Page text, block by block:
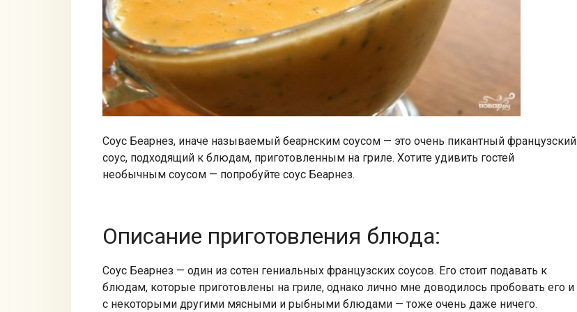
Соус Беарнез, иначе называемый беарнским соусом — это очень пикантный французский
соус, подходящий к блюдам, приготовленным на гриле. Хотите удивить гостей
необычным соусом — попробуйте соус Беарнез.
Описание приготовления блюда:
Соус Беарнез — один из сотен гениальных французских соусов. Его стоит подавать к
блюдам, которые приготовлены на гриле, однако лично мне доводилось пробовать его и
с некоторыми другими мясными и рыбными блюдами — тоже очень даже ничего.